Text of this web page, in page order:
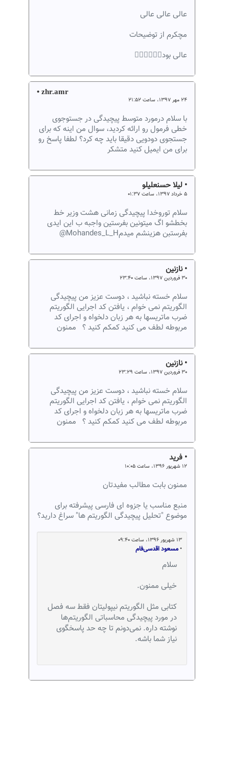
عالی عالی عالی
مچکرم از توضیحات
عالی بود👌🏻👌🏻👌🏻
• zhr.amr
با سلام درمورد متوسط پیچیدگی در جستوجوی
خطی فرمول رو ارائه کردید، سوال من اینه که برای
جستجوی دودویی دقیقا باید چه کرد؟ لطفا پاسخ رو
برای من ایمیل کنید متشکر
• لیلا حسنعلیلو
سلام توروخدا پیچیدگی زمانی هشت وزیر خط
بخطشو اگ میتونین بفرستین واجبه ب این ایدی
بفرستبن هزینشم میدمMohandes_L_H@
• نازنین
سلام خسته نباشید ، دوست عزیز من پیچیدگی
الگوریتم نمی خوام ، یافتن کد اجرایی الگوریتم
ضرب ماتریسها به هر زبان دلخواه و اجرای کد
مربوطه لطف می کنید کمکم کنید ؟ ممنون
• نازنین
سلام خسته نباشید ، دوست عزیز من پیچیدگی
الگوریتم نمی خوام ، یافتن کد اجرایی الگوریتم
ضرب ماتریسها به هر زبان دلخواه و اجرای کد
مربوطه لطف می کنید کمکم کنید ؟ ممنون
• فرید
ممنون بابت مطالب مفیدتان
منبع مناسب یا جزوه ای فارسی پیشرفته برای
موضوع "تحلیل پیچیدگی الگوریتم ها" سراغ دارید؟
مسعود اقدسی‌فام
سلام
خیلی ممنون.
کتابی مثل الگوریتم نیپولیتان فقط سه فصل
در مورد پیچیدگی محاسباتی الگوریتم‌ها
نوشته داره. نمی‌دونم تا چه حد پاسخگوی
نیاز شما باشه.